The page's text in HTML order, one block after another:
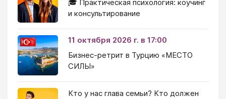
🎓 Практическая психология: коучинг
и консультирование
11 октября 2026 г. в 17:00
Бизнес-ретрит в Турцию «МЕСТО
СИЛЫ»
Кто у нас глава семьи? Кто должен